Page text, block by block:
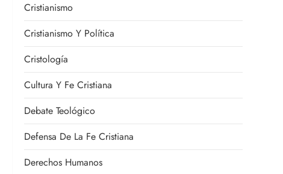
Cristianismo
Cristianismo Y Política
Cristología
Cultura Y Fe Cristiana
Debate Teológico
Defensa De La Fe Cristiana
Derechos Humanos